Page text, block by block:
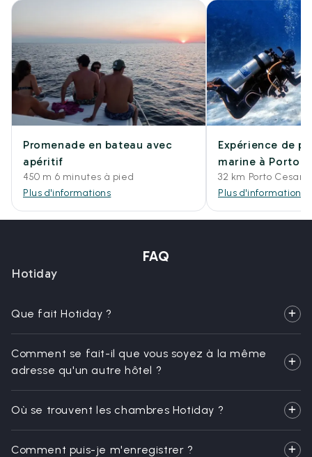
Promenade en bateau avec
apéritif
450 m 6 minutes à pied
Plus d'informations
Expérience de
marine à Porto
32 km Porto
Plus d'informations
FAQ
Hotiday
Que fait Hotiday ?
Comment se fait-il que vous soyez à la même
adresse qu'un autre hôtel ?
Où se trouvent les chambres Hotiday ?
Comment puis-je m'enregistrer ?